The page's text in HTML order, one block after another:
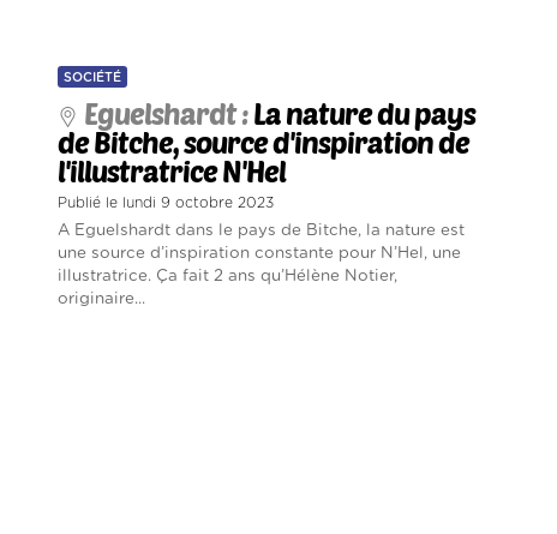
SOCIÉTÉ
Eguelshardt :La nature du pays
de Bitche, source d'inspiration de
l'illustratrice N'Hel
Publié le lundi 9 octobre 2023
A Eguelshardt dans le pays de Bitche, la nature est
une source d’inspiration constante pour N’Hel, une
illustratrice. Ça fait 2 ans qu’Hélène Notier,
originaire...